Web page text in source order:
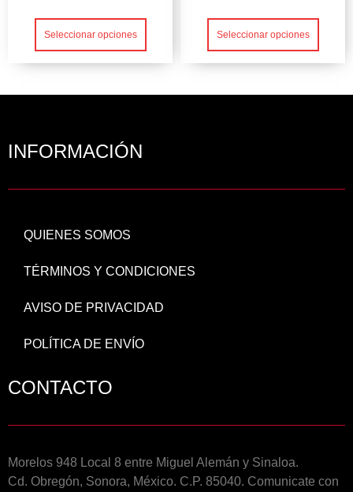
Seleccionar opciones Seleccionar opciones
INFORMACIÓN
QUIENES SOMOS
TÉRMINOS Y CONDICIONES
AVISO DE PRIVACIDAD
POLÍTICA DE ENVÍO
CONTACTO
Morelos 948 Local 8 entre Miguel Alemán y Sinaloa.
Cd. Obregón, Sonora, México. C.P. 85040. Comunicate con